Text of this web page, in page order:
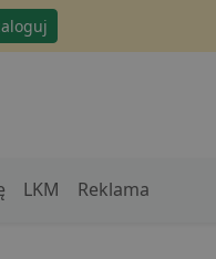
LKM Reklama